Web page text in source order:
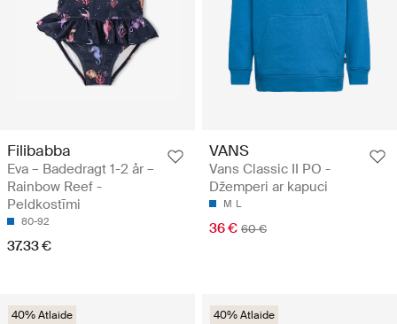
Filibabba
Eva – Badedragt 1-2 år –
Rainbow Reef -
Peldkostīmi
80-92
37.33 €
VANS
Vans Classic II PO -
Džemperi ar kapuci
M L
36 € 60 €
40% Atlaide 40% Atlaide